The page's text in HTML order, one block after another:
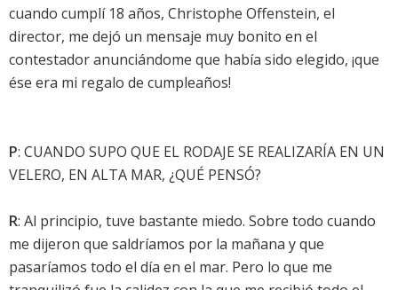
cuando cumplí 18 años, Christophe Offenstein, el
director, me dejó un mensaje muy bonito en el
contestador anunciándome que había sido elegido, ¡que
ése era mi regalo de cumpleaños!
P: CUANDO SUPO QUE EL RODAJE SE REALIZARÍA EN UN
VELERO, EN ALTA MAR, ¿QUÉ PENSÓ?
R: Al principio, tuve bastante miedo. Sobre todo cuando
me dijeron que saldríamos por la mañana y que
pasaríamos todo el día en el mar. Pero lo que me